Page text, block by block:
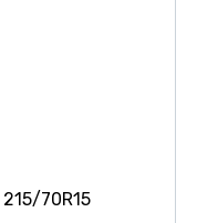
215/70R15